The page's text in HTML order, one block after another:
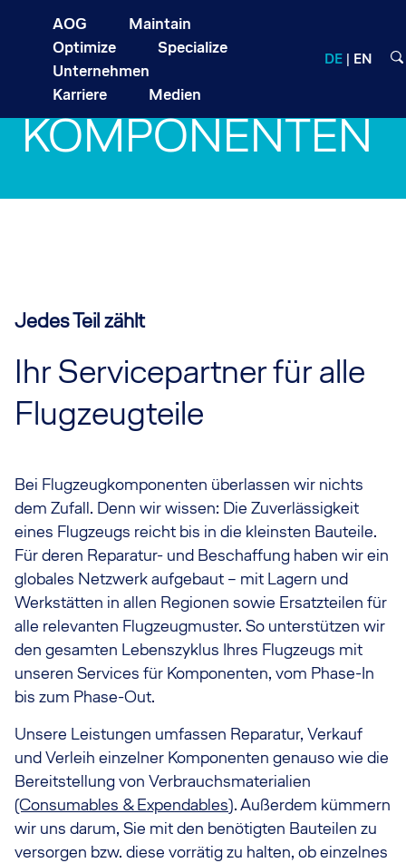
AOG
Maintain
Optimize
Specialize
Unternehmen
Karriere
Medien
DE EN
KOMPONENTEN
Jedes Teil zählt
Ihr Servicepartner für alle
Flugzeugteile
Bei Flugzeugkomponenten überlassen wir nichts
dem Zufall. Denn wir wissen: Die Zuverlässigkeit
eines Flugzeugs reicht bis in die kleinsten Bauteile.
Für deren Reparatur- und Beschaffung haben wir ein
globales Netzwerk aufgebaut – mit Lagern und
Werkstätten in allen Regionen sowie Ersatzteilen für
alle relevanten Flugzeugmuster. So unterstützen wir
den gesamten Lebenszyklus Ihres Flugzeugs mit
unseren Services für Komponenten, vom Phase-In
bis zum Phase-Out.
Unsere Leistungen umfassen Reparatur, Verkauf
und Verleih einzelner Komponenten genauso wie die
Bereitstellung von Verbrauchsmaterialien
(Consumables & Expendables). Außerdem kümmern
wir uns darum, Sie mit den benötigten Bauteilen zu
versorgen bzw. diese vorrätig zu halten, ob einzelnes